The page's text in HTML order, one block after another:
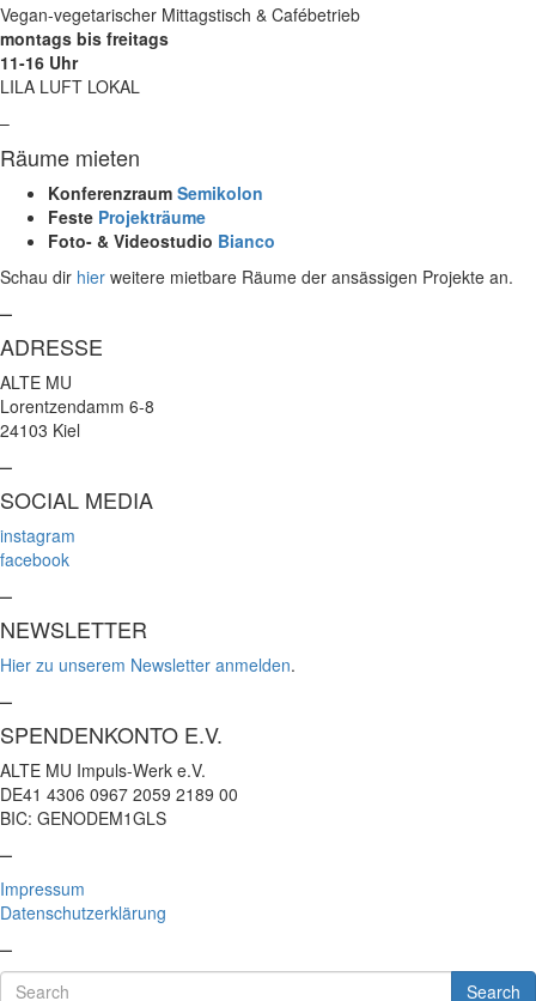
Vegan-vegetarischer Mittagstisch & Cafébetrieb
montags bis freitags
11-16 Uhr
LILA LUFT LOKAL
–
Räume mieten
Konferenzraum Semikolon
Feste Projekträume
Foto- & Videostudio Bianco
Schau dir hier weitere mietbare Räume der ansässigen Projekte an.
–
ADRESSE
ALTE MU
Lorentzendamm 6-8
24103 Kiel
–
SOCIAL MEDIA
instagram
facebook
–
NEWSLETTER
Hier zu unserem Newsletter anmelden.
–
SPENDENKONTO E.V.
ALTE MU Impuls-Werk e.V.
DE41 4306 0967 2059 2189 00
BIC: GENODEM1GLS
–
Impressum
Datenschutzerklärung
–
Search